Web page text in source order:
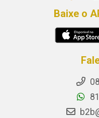
Baixe o